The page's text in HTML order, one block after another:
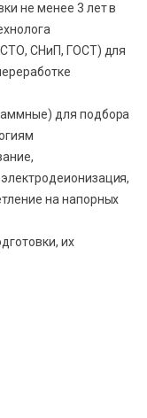
не менее 3 лет в
СНиП, ГОСТ) для
для подбора
на напорных
их